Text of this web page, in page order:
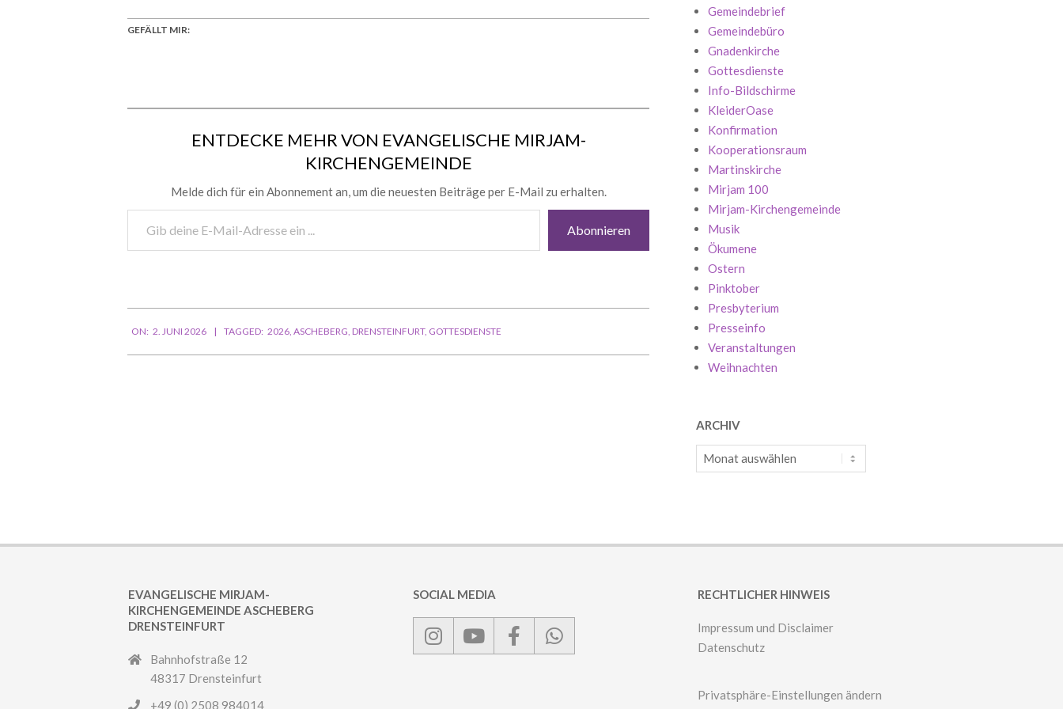
GEFÄLLT MIR:
ENTDECKE MEHR VON EVANGELISCHE MIRJAM-
KIRCHENGEMEINDE
Melde dich für ein Abonnement an, um die neuesten Beiträge per E-Mail zu erhalten.
deine
E-
Abonnieren
06-
02
ON: 2. JUNI 2026 TAGGED: 2026, ASCHEBERG, DRENSTEINFURT, GOTTESDIENSTE
Gemeindebrief
Gemeindebüro
Gnadenkirche
Gottesdienste
Info-Bildschirme
KleiderOase
Konfirmation
Kooperationsraum
Martinskirche
Mirjam 100
Mirjam-Kirchengemeinde
Musik
Ökumene
Ostern
Pinktober
Presbyterium
Presseinfo
Veranstaltungen
Weihnachten
ARCHIV
Archiv
EVANGELISCHE MIRJAM-
KIRCHENGEMEINDE ASCHEBERG
DRENSTEINFURT
Bahnhofstraße 12
48317 Drensteinfurt
+49 (0) 2508 984014
SOCIAL MEDIA RECHTLICHER HINWEIS
Impressum und Disclaimer
Datenschutz
Privatsphäre-Einstellungen ändern